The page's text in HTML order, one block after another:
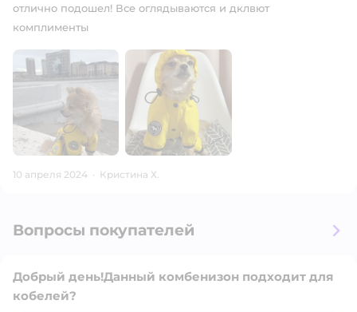
отлично подошел! Все оглядываются и дклвют
комплименты
10 апреля 2024 · Кристина Х.
Вопросы покупателей
Добрый день!Данный комбенизон подходит для
кобелей?